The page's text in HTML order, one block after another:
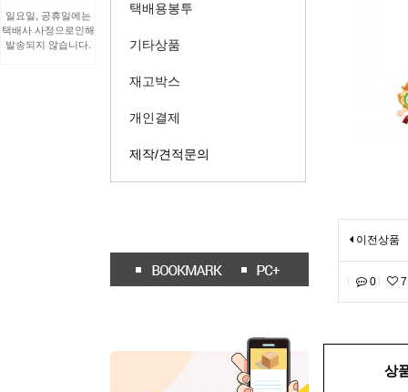
일요일, 공휴일에는
택배사 사정으로인해
발송되지 않습니다.
택배용봉투
기타상품
재고박스
개인결제
제작/견적문의
이전상품
0 7
상